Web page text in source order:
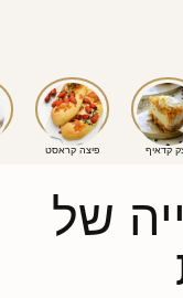
קדאיף פיצה קראסט
של